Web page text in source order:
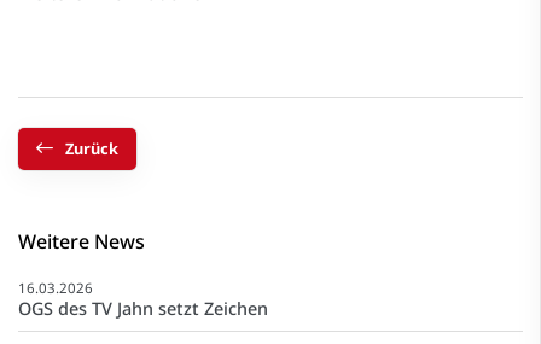
Zurück
Weitere News
16.03.2026
OGS des TV Jahn setzt Zeichen